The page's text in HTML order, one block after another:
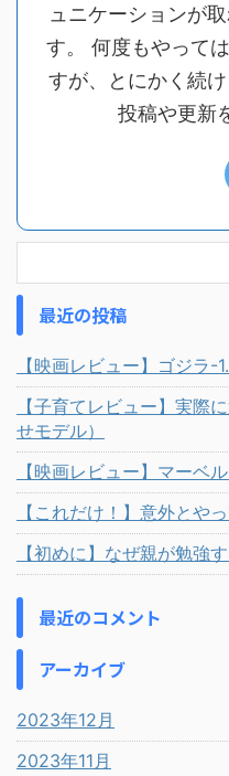
ュニケーションが
す。 何度もやって
すが、とにかく続
投稿や更新
最近の投稿
【映画レビュー】ゴジラ-
【子育てレビュー】実際
せモデル）
【映画レビュー】マーベ
【これだけ！】意外とや
【初めに】なぜ親が勉強
最近のコメント
アーカイブ
2023年12月
2023年11月